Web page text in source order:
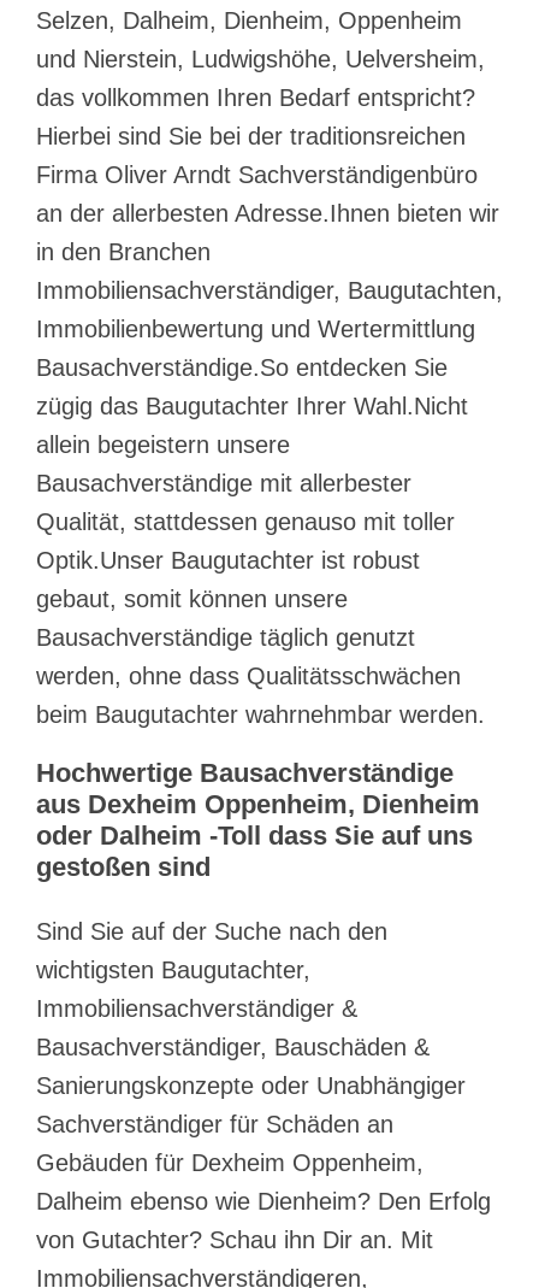
Selzen, Dalheim, Dienheim, Oppenheim
und Nierstein, Ludwigshöhe, Uelversheim,
das vollkommen Ihren Bedarf entspricht?
Hierbei sind Sie bei der traditionsreichen
Firma Oliver Arndt Sachverständigenbüro
an der allerbesten Adresse.Ihnen bieten wir
in den Branchen
Immobiliensachverständiger, Baugutachten,
Immobilienbewertung und Wertermittlung
Bausachverständige.So entdecken Sie
zügig das Baugutachter Ihrer Wahl.Nicht
allein begeistern unsere
Bausachverständige mit allerbester
Qualität, stattdessen genauso mit toller
Optik.Unser Baugutachter ist robust
gebaut, somit können unsere
Bausachverständige täglich genutzt
werden, ohne dass Qualitätsschwächen
beim Baugutachter wahrnehmbar werden.
Hochwertige Bausachverständige
aus Dexheim Oppenheim, Dienheim
oder Dalheim -Toll dass Sie auf uns
gestoßen sind
Sind Sie auf der Suche nach den
wichtigsten Baugutachter,
Immobiliensachverständiger &
Bausachverständiger, Bauschäden &
Sanierungskonzepte oder Unabhängiger
Sachverständiger für Schäden an
Gebäuden für Dexheim Oppenheim,
Dalheim ebenso wie Dienheim? Den Erfolg
von Gutachter? Schau ihn Dir an. Mit
Immobiliensachverständigeren,